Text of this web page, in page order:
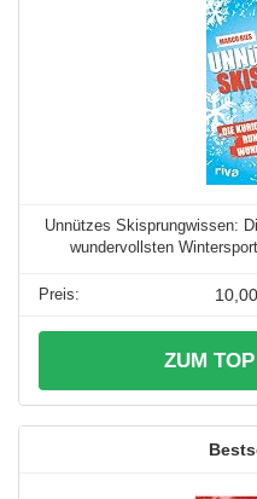
Unnützes Skisprungwissen:
wundervollsten
ZUM